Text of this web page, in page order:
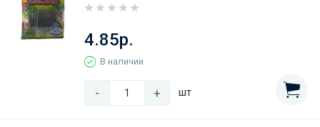
4.85р.
В наличии
- + шт